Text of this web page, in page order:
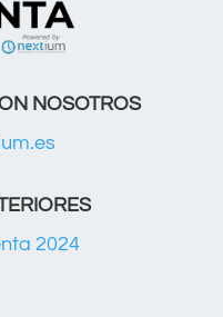
NOSOTROS
2024